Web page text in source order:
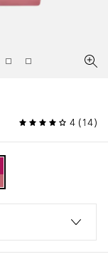
4(14)